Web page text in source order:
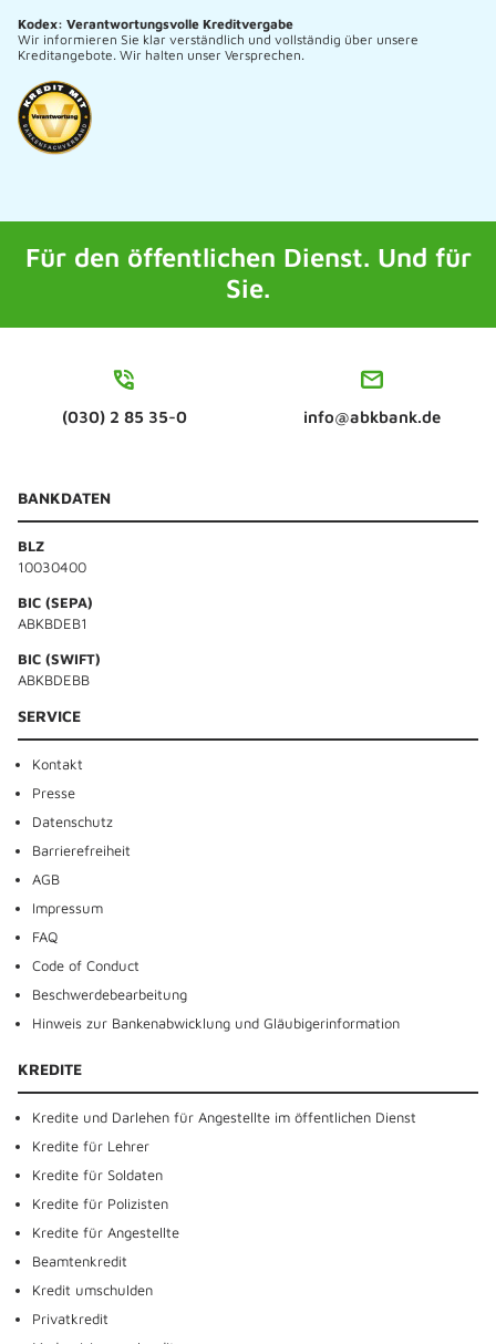
Kodex: Verantwortungsvolle Kreditvergabe
Wir informieren Sie klar verständlich und vollständig über unsere
Kreditangebote. Wir halten unser Versprechen.
(030) 2 85 35-0
Für den öffentlichen Dienst. Und für
Sie.
info@abkbank.de
BANKDATEN
BLZ
10030400
BIC (SEPA)
ABKBDEB1
BIC (SWIFT)
ABKBDEBB
SERVICE
Kontakt
Presse
Datenschutz
Barrierefreiheit
AGB
Impressum
FAQ
Code of Conduct
Beschwerdebearbeitung
Hinweis zur Bankenabwicklung und Gläubigerinformation
KREDITE
Kredite und Darlehen für Angestellte im öffentlichen Dienst
Kredite für Lehrer
Kredite für Soldaten
Kredite für Polizisten
Kredite für Angestellte
Beamtenkredit
Kredit umschulden
Privatkredit